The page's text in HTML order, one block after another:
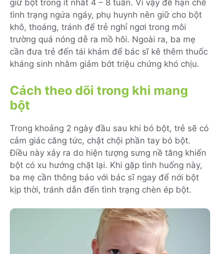
giữ bột trong ít nhất 4 – 8 tuần. Vì vậy để hạn chế
tình trạng ngứa ngáy, phụ huynh nên giữ cho bột
khô, thoáng, tránh để trẻ nghỉ ngơi trong môi
trường quá nóng dễ ra mồ hôi. Ngoài ra, ba mẹ
cần đưa trẻ đến tái khám để bác sĩ kê thêm thuốc
kháng sinh nhằm giảm bớt triệu chứng khó chịu.
Cách theo dõi trong khi mang
bột
Trong khoảng 2 ngày đầu sau khi bó bột, trẻ sẽ có
cảm giác căng tức, chật chội phần tay bó bột.
Điều này xảy ra do hiện tượng sưng nề tăng khiến
bột có xu hướng chặt lại. Khi gặp tình huống này,
ba mẹ cần thông báo với bác sĩ ngay để nới bột
kịp thời, tránh dẫn đến tình trạng chèn ép bột.